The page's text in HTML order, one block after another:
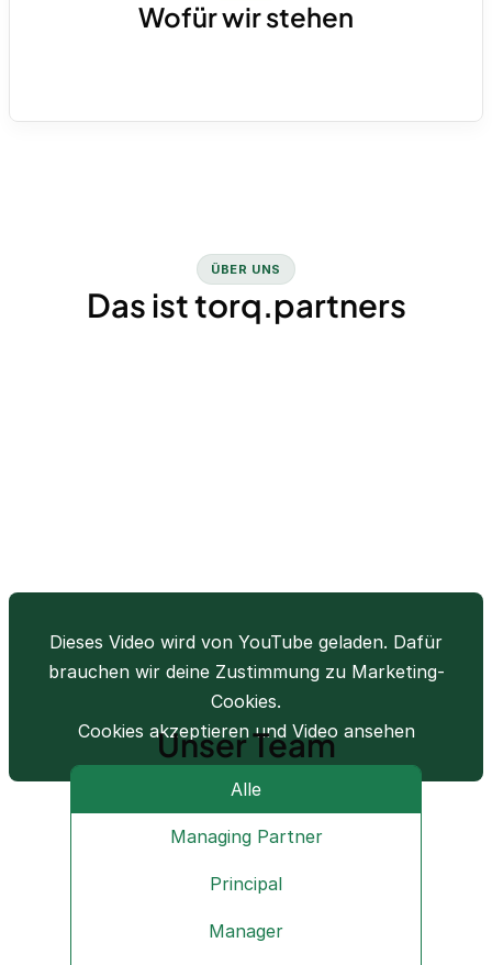
die passenden Tools auf.
Wofür wir stehen
ÜBER UNS
Das ist torq.partners
Dieses Video wird von YouTube geladen. Dafür
brauchen wir deine Zustimmung zu Marketing-
Cookies.
Cookies akzeptieren und Video ansehen
Unser Team
Alle
Managing Partner
Principal
Manager